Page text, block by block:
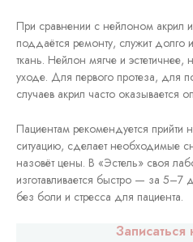
При сравнении с нейлоном акрил
поддаётся ремонту, служит долго
ткань. Нейлон мягче и
уходе. Для первого протеза, для
случаев акрил часто оказывается
Пациентам рекомендуется прийти
ситуацию, сделает необходимые
назовёт цены. В «Эстель» своя
изготавливается быстро — за 5–7
без боли и стресса для пациента.